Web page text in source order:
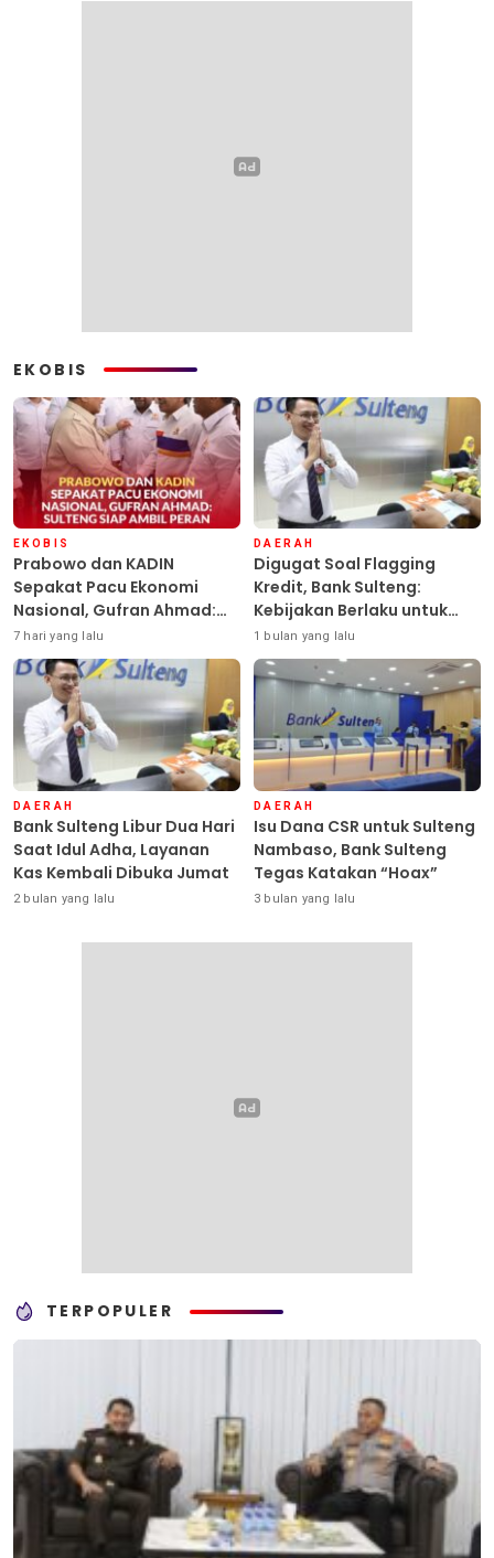
EKOBIS
EKOBIS
Prabowo dan KADIN
Sepakat Pacu Ekonomi
Nasional, Gufran Ahmad:
Sulteng Siap Ambil Peran
7 hari yang lalu
DAERAH
Digugat Soal Flagging
Kredit, Bank Sulteng:
Kebijakan Berlaku untuk
Seluruh Debitur ASN
1 bulan yang lalu
DAERAH
Bank Sulteng Libur Dua Hari
Saat Idul Adha, Layanan
Kas Kembali Dibuka Jumat
2 bulan yang lalu
DAERAH
Isu Dana CSR untuk Sulteng
Nambaso, Bank Sulteng
Tegas Katakan “Hoax”
3 bulan yang lalu
TERPOPULER